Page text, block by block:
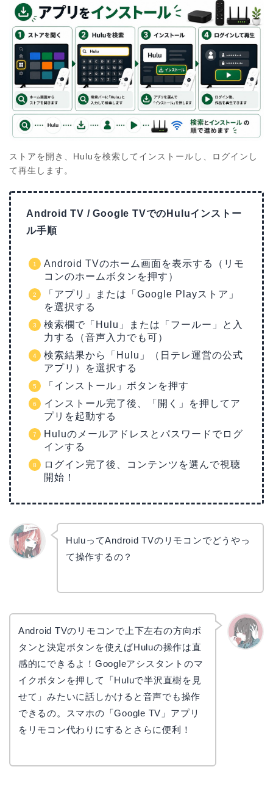
ストアを開き、Huluを検索してインストールし、ログインし
て再生します。
Android TV / Google TVでのHuluインストー
ル手順
Android TVのホーム画面を表示する（リモ
コンのホームボタンを押す）
「アプリ」または「Google Playストア」
を選択する
検索欄で「Hulu」または「フールー」と入
力する（音声入力でも可）
検索結果から「Hulu」（日テレ運営の公式
アプリ）を選択する
「インストール」ボタンを押す
インストール完了後、「開く」を押してア
プリを起動する
Huluのメールアドレスとパスワードでログ
インする
ログイン完了後、コンテンツを選んで視聴
開始！
HuluってAndroid TVのリモコンでどうやっ
て操作するの？
Android TVのリモコンで上下左右の方向ボ
タンと決定ボタンを使えばHuluの操作は直
感的にできるよ！Googleアシスタントのマ
イクボタンを押して「Huluで半沢直樹を見
せて」みたいに話しかけると音声でも操作
できるの。スマホの「Google TV」アプリ
をリモコン代わりにするとさらに便利！